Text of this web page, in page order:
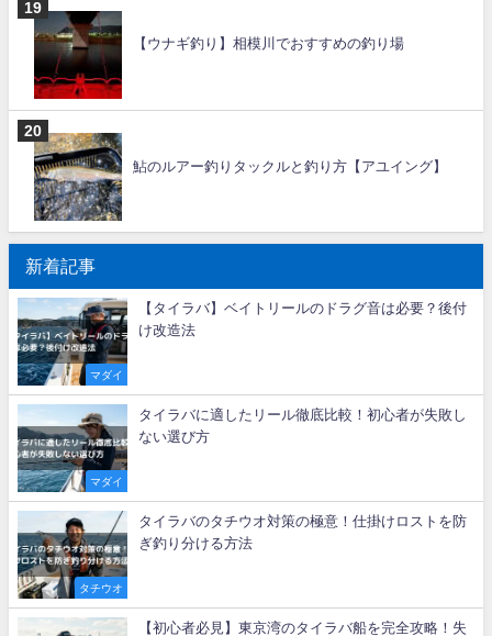
【ウナギ釣り】相模川でおすすめの釣り場
鮎のルアー釣りタックルと釣り方【アユイング】
新着記事
マダイ
【タイラバ】ベイトリールのドラグ音は必要？後付
け改造法
マダイ
タイラバに適したリール徹底比較！初心者が失敗し
ない選び方
タチウオ
タイラバのタチウオ対策の極意！仕掛けロストを防
ぎ釣り分ける方法
【初心者必見】東京湾のタイラバ船を完全攻略！失